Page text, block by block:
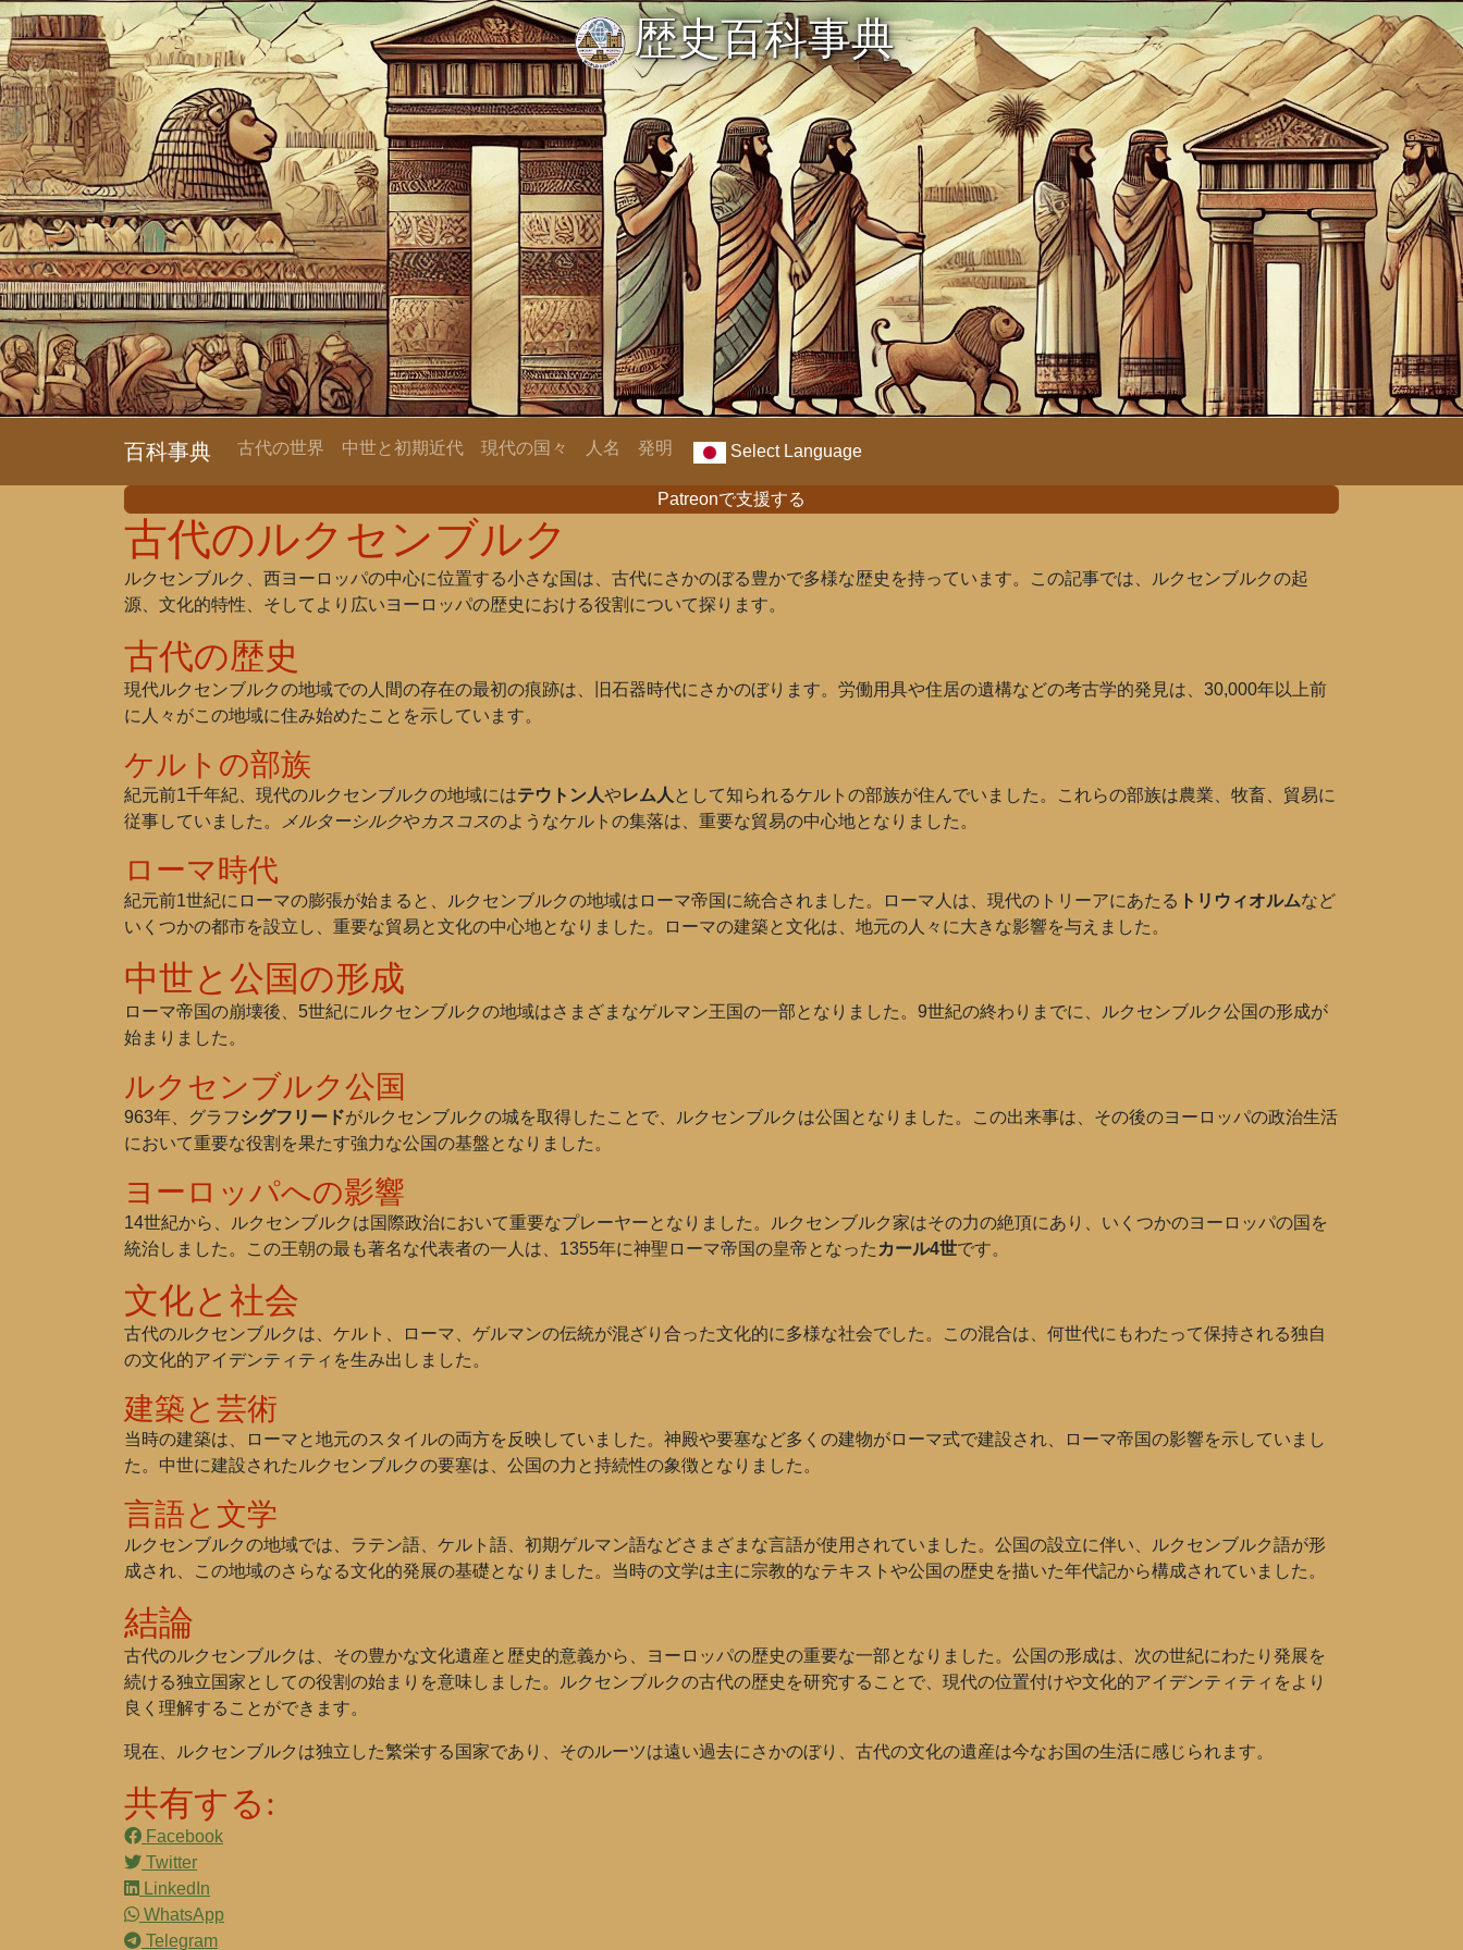
歴史百科事典
百科事典 古代の世界 中世と初期近代 現代の国々 人名 発明 Select Language
Patreonで支援する
古代のルクセンブルク
ルクセンブルク、西ヨーロッパの中心に位置する小さな国は、古代にさかのぼる豊かで多様な歴史を持っています。この記事では、ルクセンブルクの起
源、文化的特性、そしてより広いヨーロッパの歴史における役割について探ります。
古代の歴史
現代ルクセンブルクの地域での人間の存在の最初の痕跡は、旧石器時代にさかのぼります。労働用具や住居の遺構などの考古学的発見は、30,000年以上前
に人々がこの地域に住み始めたことを示しています。
ケルトの部族
紀元前1千年紀、現代のルクセンブルクの地域にはテウトン人やレム人 として知られるケルトの部族が住んでいました。これらの部族は農業、牧畜、貿易に
従事していました。
メルターシルクや カスコスのようなケルトの集落は、重要な貿易の中心地となりました。
ローマ時代
紀元前1世紀にローマの膨張が始まると、ルクセンブルクの地域はローマ帝国に統合されました。ローマ人は、現代のトリーアにあたる トリウィオルムなど
いくつかの都市を設立し、重要な貿易と文化の中心地となりました。ローマの建築と文化は、地元の人々に大きな影響を与えました。
中世と公国の形成
ローマ帝国の崩壊後、5世紀にルクセンブルクの地域はさまざまなゲルマン王国の一部となりました。9世紀の終わりまでに、ルクセンブルク公国の形成が
始まりました。
ルクセンブルク公国
963年、グラフシグフリードがルクセンブルクの城を取得したことで、ルクセンブルクは公国となりました。この出来事は、その後のヨーロッパの政治生活
において重要な役割を果たす強力な公国の基盤となりました。
ヨーロッパへの影響
14世紀から、ルクセンブルクは国際政治において重要なプレーヤーとなりました。ルクセンブルク家はその力の絶頂にあり、いくつかのヨーロッパの国を
統治しました。この王朝の最も著名な代表者の一人は、1355年に神聖ローマ帝国の皇帝となった カール4世です。
文化と社会
古代のルクセンブルクは、ケルト、ローマ、ゲルマンの伝統が混ざり合った文化的に多様な社会でした。この混合は、何世代にもわたって保持される独自
の文化的アイデンティティを生み出しました。
建築と芸術
当時の建築は、ローマと地元のスタイルの両方を反映していました。神殿や要塞など多くの建物がローマ式で建設され、ローマ帝国の影響を示していまし
た。中世に建設されたルクセンブルクの要塞は、公国の力と持続性の象徴となりました。
言語と文学
ルクセンブルクの地域では、ラテン語、ケルト語、初期ゲルマン語などさまざまな言語が使用されていました。公国の設立に伴い、ルクセンブルク語が形
成され、この地域のさらなる文化的発展の基礎となりました。当時の文学は主に宗教的なテキストや公国の歴史を描いた年代記から構成されていました。
結論
古代のルクセンブルクは、その豊かな文化遺産と歴史的意義から、ヨーロッパの歴史の重要な一部となりました。公国の形成は、次の世紀にわたり発展を
続ける独立国家としての役割の始まりを意味しました。ルクセンブルクの古代の歴史を研究することで、現代の位置付けや文化的アイデンティティをより
良く理解することができます。
現在、ルクセンブルクは独立した繁栄する国家であり、そのルーツは遠い過去にさかのぼり、古代の文化の遺産は今なお国の生活に感じられます。
共有する:
Facebook
Twitter
LinkedIn
WhatsApp
Telegram